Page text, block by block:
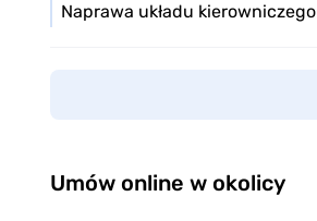
Naprawa układu kierowniczego
Umów online w okolicy